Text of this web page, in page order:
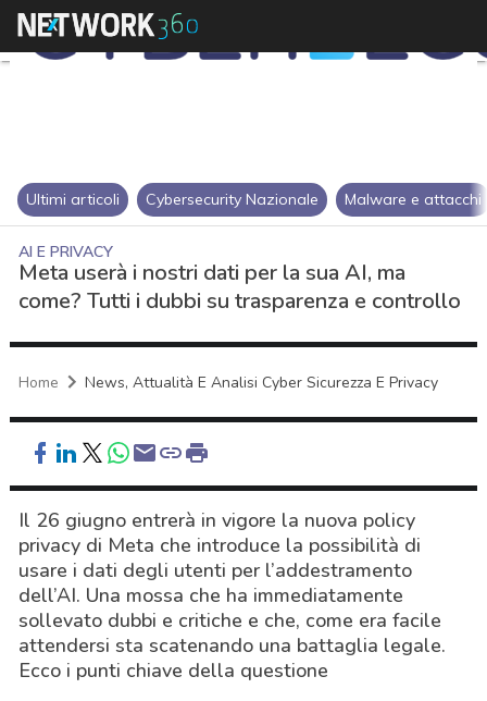
Ultimi articoli Cybersecurity Nazionale Malware e attacchi
AI E PRIVACY
Meta userà i nostri dati per la sua AI, ma
come? Tutti i dubbi su trasparenza e controllo
Home News, Attualità E Analisi Cyber Sicurezza E Privacy
Il 26 giugno entrerà in vigore la nuova policy
privacy di Meta che introduce la possibilità di
usare i dati degli utenti per l’addestramento
dell’AI. Una mossa che ha immediatamente
sollevato dubbi e critiche e che, come era facile
attendersi sta scatenando una battaglia legale.
Ecco i punti chiave della questione